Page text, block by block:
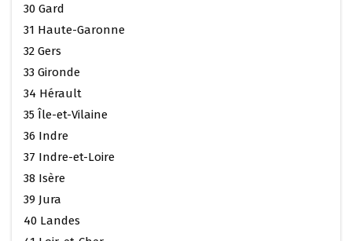
30 Gard
31 Haute-Garonne
32 Gers
33 Gironde
34 Hérault
35 Île-et-Vilaine
36 Indre
37 Indre-et-Loire
38 Isère
39 Jura
40 Landes